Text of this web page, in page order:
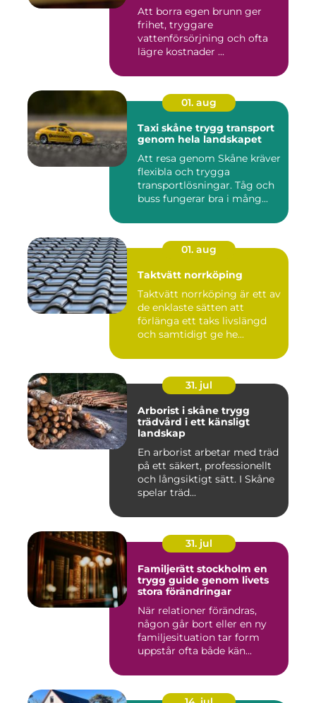
Att borra egen brunn ger
frihet, tryggare
vattenförsörjning och ofta
lägre kostnader ...
01. aug
Taxi skåne trygg transport
genom hela landskapet
Att resa genom Skåne kräver
flexibla och trygga
transportlösningar. Tåg och
buss fungerar bra i mång...
01. aug
Taktvätt norrköping
Taktvätt norrköping är ett av
de enklaste sätten att
förlänga ett taks livslängd
och samtidigt ge he...
31. jul
Arborist i skåne trygg
trädvård i ett känsligt
landskap
En arborist arbetar med träd
på ett säkert, professionellt
och långsiktigt sätt. I Skåne
spelar träd...
31. jul
Familjerätt stockholm en
trygg guide genom livets
stora förändringar
När relationer förändras,
någon går bort eller en ny
familjesituation tar form
uppstår ofta både kän...